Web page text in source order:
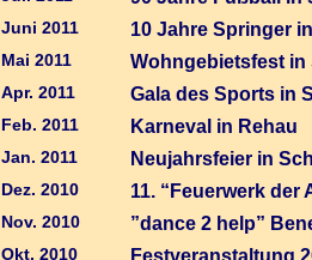
Juni 2011 10 Jahre Springer
Mai 2011 Wohngebietsfest in
Apr. 2011 Gala des Sports in
Feb. 2011 Karneval in Rehau
Jan. 2011 Neujahrsfeier in
Dez. 2010 11. “Feuerwerk der
Nov. 2010 ”dance 2 help”
Okt. 2010 Festveranstaltung